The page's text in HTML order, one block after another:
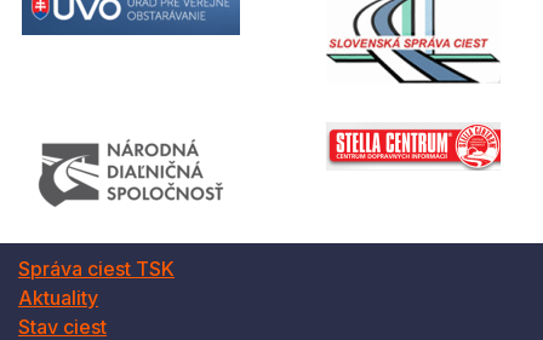
Správa ciest TSK
Aktuality
Stav ciest